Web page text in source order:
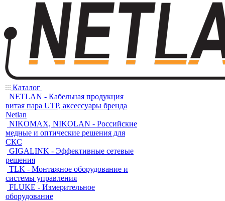
Каталог
NETLAN - Кабельная продукция
витая пара UTP, аксессуары бренда
Netlan
NIKOMAX, NIKOLAN - Российские
медные и оптические решения для
СКС
GIGALINK - Эффективные сетевые
решения
TLK - Монтажное оборудование и
системы управления
FLUKE - Измерительное
оборудование